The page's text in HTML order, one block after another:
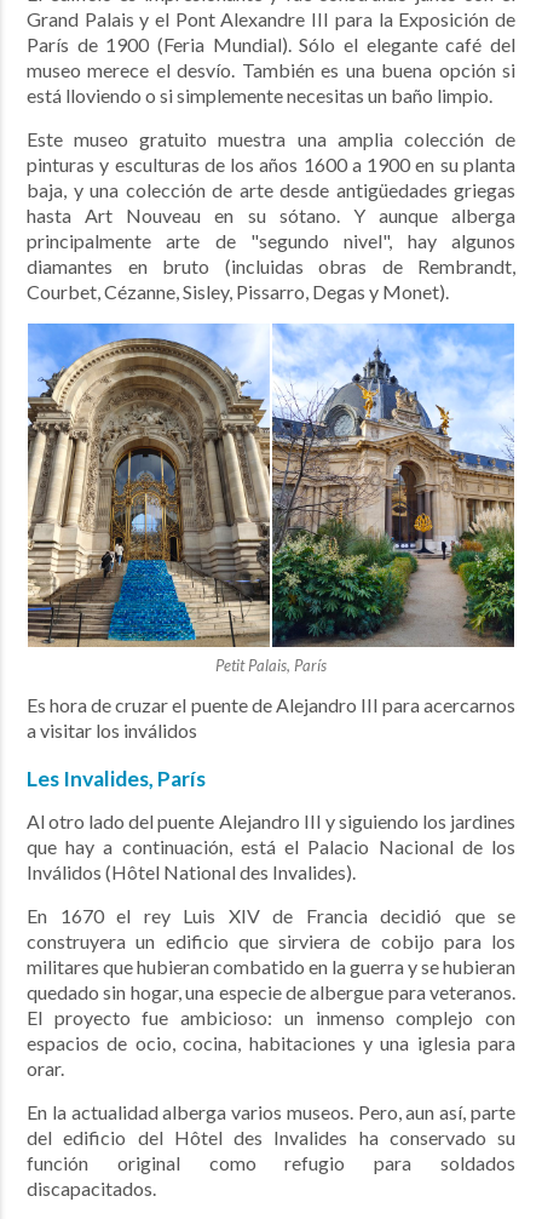
Grand Palais y el Pont Alexandre III para la Exposición de
París de 1900 (Feria Mundial). Sólo el elegante café del
museo merece el desvío. También es una buena opción si
está lloviendo o si simplemente necesitas un baño limpio.
Este museo gratuito muestra una amplia colección de
pinturas y esculturas de los años 1600 a 1900 en su planta
baja, y una colección de arte desde antigüedades griegas
hasta Art Nouveau en su sótano. Y aunque alberga
principalmente arte de "segundo nivel", hay algunos
diamantes en bruto (incluidas obras de Rembrandt,
Courbet, Cézanne, Sisley, Pissarro, Degas y Monet).
Petit Palais, París
Es hora de cruzar el puente de Alejandro III para acercarnos
a visitar los inválidos
Les Invalides, París
Al otro lado del puente Alejandro III y siguiendo los jardines
que hay a continuación, está el Palacio Nacional de los
Inválidos (Hôtel National des Invalides).
En 1670 el rey Luis XIV de Francia decidió que se
construyera un edificio que sirviera de cobijo para los
militares que hubieran combatido en la guerra y se hubieran
quedado sin hogar, una especie de albergue para veteranos.
El proyecto fue ambicioso: un inmenso complejo con
espacios de ocio, cocina, habitaciones y una iglesia para
orar.
En la actualidad alberga varios museos. Pero, aun así, parte
del edificio del Hôtel des Invalides ha conservado su
función original como refugio para soldados
discapacitados.